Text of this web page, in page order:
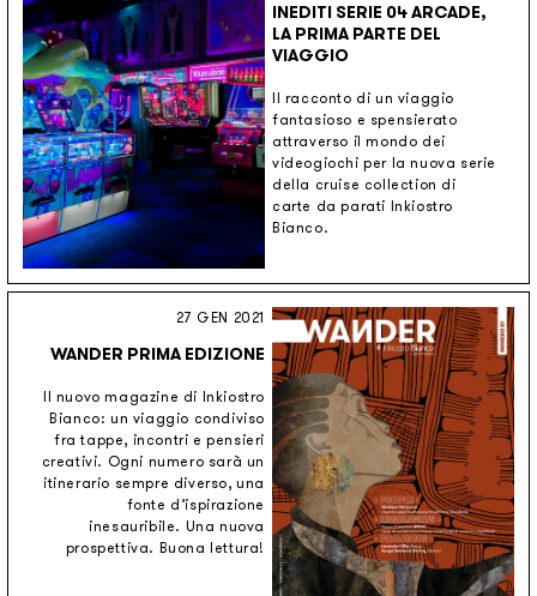
INEDITI SERIE 04 ARCADE,
LA PRIMA PARTE DEL
VIAGGIO
Il racconto di un viaggio
fantasioso e spensierato
attraverso il mondo dei
videogiochi per la nuova serie
della cruise collection di
carte da parati Inkiostro
Bianco.
27 GEN 2021
WANDER PRIMA EDIZIONE
Il nuovo magazine di Inkiostro
Bianco: un viaggio condiviso
fra tappe, incontri e pensieri
creativi. Ogni numero sarà un
itinerario sempre diverso, una
fonte d’ispirazione
inesauribile. Una nuova
prospettiva. Buona lettura!